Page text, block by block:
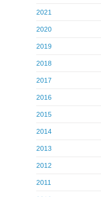
2021
2020
2019
2018
2017
2016
2015
2014
2013
2012
2011